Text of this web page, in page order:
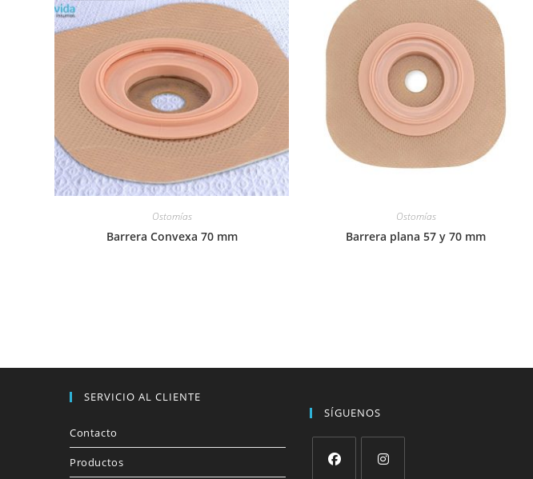
Ostomías
Barrera Convexa 70 mm
Ostomías
Barrera plana 57 y 70 mm
SERVICIO AL CLIENTE
Contacto
Productos
SÍGUENOS